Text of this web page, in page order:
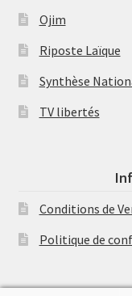
Ojim
Riposte Laïque
Synthèse
TV libertés
Conditions de
Politique de